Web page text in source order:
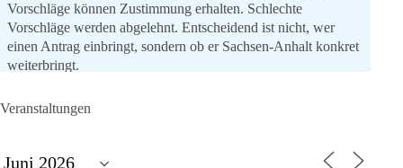
Vorschläge können Zustimmung erhalten. Schlechte
Vorschläge werden abgelehnt. Entscheidend ist nicht, wer
einen Antrag einbringt, sondern ob er Sachsen-Anhalt konkret
weiterbringt.
Ablehnung. Keine politische Verschmelzung.
Entscheidungen? 👇
Veranstaltungen